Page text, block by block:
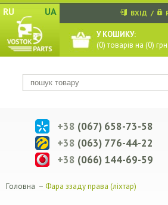
RU UA ВХІД /
У КОШИКУ:
(0) товарів на (0) грн.
+38 (067) 658-73-58
+38 (063) 776-44-22
+38 (066) 144-69-59
Головна – Фара ззаду права (ліхтар)